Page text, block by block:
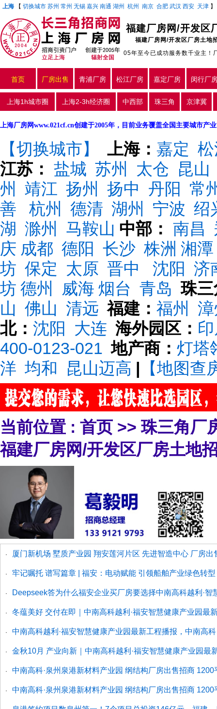
上海 【 切换城市 苏州 常州 无锡 嘉兴 南通 湖州 杭州 南京 合肥 武汉 西安 天津 】
福建厂房网/开发区
福建厂房网/开发区厂房土地
05年至今已成功服务数千业主！
首页 厂房出售 青浦厂房 松江厂房 嘉定厂房 闵行厂
上海1h城市圈 上海2-3h经济圈 中西部 珠三角 京津冀
上海厂房网www.021cf.cn创建于2005年，目前业务覆盖全国主要城市产
【切换城市】 上海： 嘉定
江苏： 盐城 苏州 太仓 昆山
州
靖江 扬州 扬中 丹阳
常
善
杭州 德清 湖州 宁波 绍
湖 滁州 马鞍山 中部： 南昌
庆 成都 德阳 长沙 株洲 湘潭
坊 保定 太原 晋中 沈阳
济
坊 德州 威海 烟台 青岛 珠
山 佛山 清远 福建： 福州
北： 沈阳 大连 海外园区：
400-0123-021 地产商： 灯塔
洋 均和 昆山迈高 | 【地图查
当前位置 : 首页 >>珠三角厂
福建厂房网/开发区厂房土地
· 厦门新机场 墅质产业园 翔安莲河片区 先进智造中心 厂房出
· 牢记嘱托 谱写篇章 | 福安：电动赋能 引领船舶产业绿色转型
· Deepseek答为什么福安企业买厂房要选择中南高科越利·智
· 冬蕴美好 交付在即｜中南高科越利·福安智慧健康产业园最
· 中南高科越利·福安智慧健康产业园最新工程播报，中南高
· 金秋10月 产业向新｜中南高科越利·福安智慧健康产业园
· 中南高科·泉州泉港新材料产业园 纲结构厂房出售招商
· 中南高科·泉州泉港新材料产业园 纲结构厂房出售招商